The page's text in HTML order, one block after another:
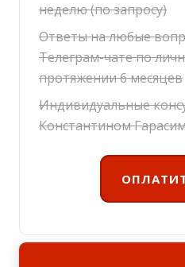
неделю (по запросу)
Ответы на любые
Телеграм-чате по
протяжении 6 месяцев
Индивидуальные
Константином